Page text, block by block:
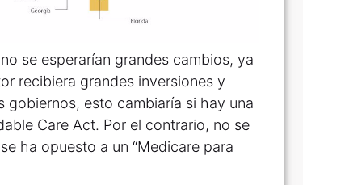
se esperarían grandes cambios, ya
recibiera grandes inversiones y
esto cambiaría si hay una
Care Act. Por el contrario, no se
ha opuesto a un “Medicare para